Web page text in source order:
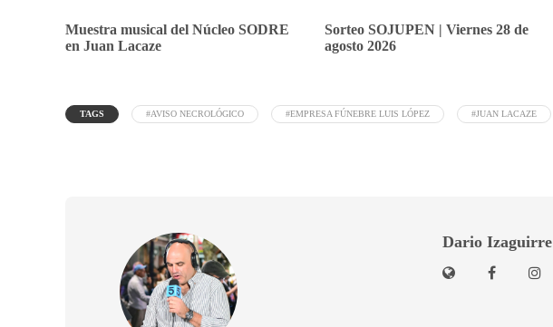
Muestra musical del Núcleo SODRE
en Juan Lacaze
Sorteo SOJUPEN | Viernes 28 de
agosto 2026
TAGS #AVISO NECROLÓGICO #EMPRESA FÚNEBRE LUIS LÓPEZ #JUAN LACAZE
Dario Izaguirre